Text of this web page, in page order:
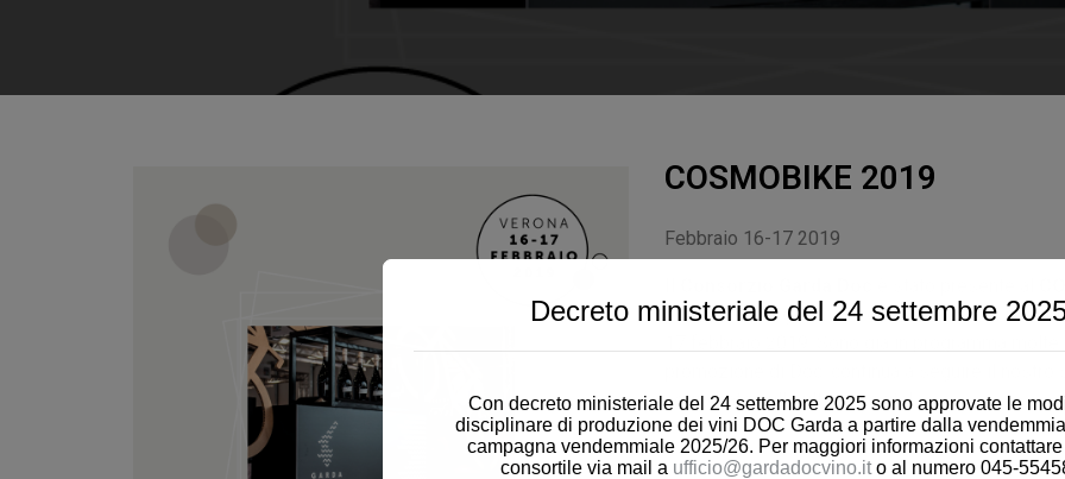
COSMOBIKE 2019
Febbraio 16-17 2019
principale per gli amanti della bici, che si è
promozione di Doc: continua a seguire il
aggiornato sulle ultime novità!
Decreto ministeriale del 24 settembre
Con decreto ministeriale del 24 settembre 2025 sono approvate le
disciplinare di produzione dei vini DOC Garda a partire dalla
campagna vendemmiale 2025/26. Per maggiori informazioni
consortile via mail a ufficio@gardadocvino.it o al numero 045-